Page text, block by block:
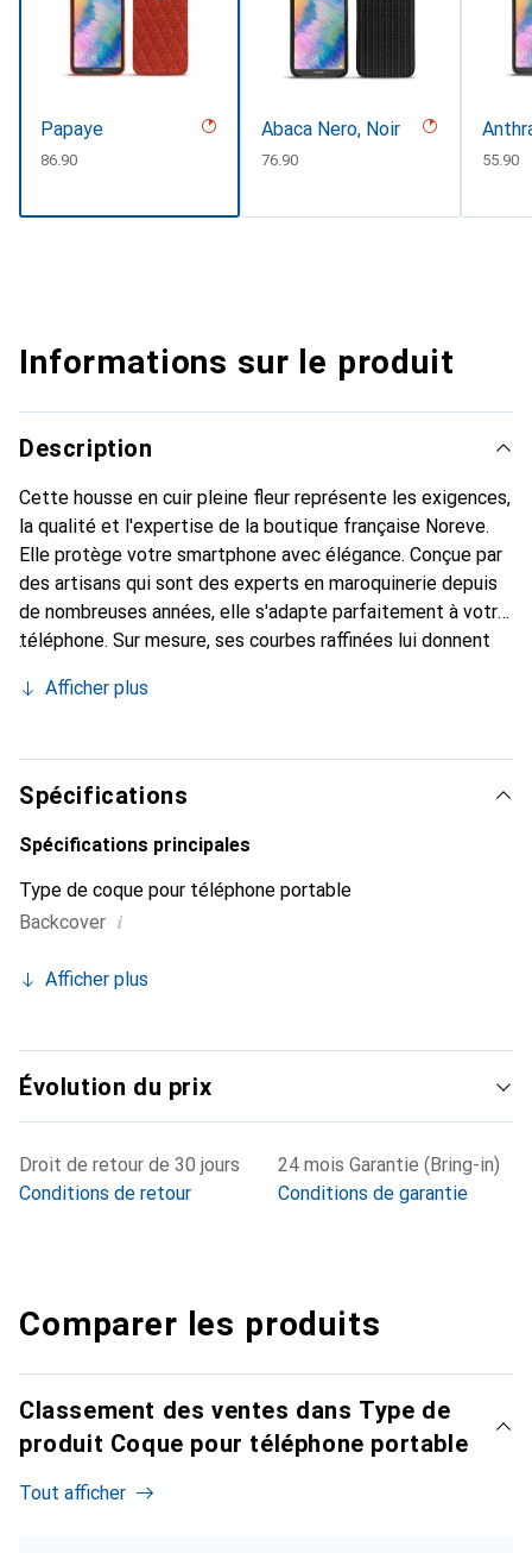
Papaye
CHF
86.90
Abaca Nero, Noir
CHF
76.90 CHF
55.90
Informations sur le produit
Description
Cette housse en cuir pleine fleur représente les exigences,
la qualité et l'expertise de la boutique française Noreve.
Elle protège votre smartphone avec élégance. Conçue par
des artisans qui sont des experts en maroquinerie depuis
de nombreuses années, elle s'adapte parfaitement à votre
téléphone. Sur mesure, ses courbes raffinées lui donnent
chic et essentiel de votre smartphone. Reconnaître
marque Noreve est un choix sûr pour une clientèle
exigeante.
Afficher plus
Spécifications
Spécifications principales
Type de coque pour téléphone portable
Backcover i
Afficher plus
Évolution du prix
Droit de retour de 30 jours
Conditions de retour
24 mois Garantie (Bring-in)
Conditions de garantie
Comparer les produits
Classement des ventes dans Type de
produit Coque pour téléphone portable
Tout afficher